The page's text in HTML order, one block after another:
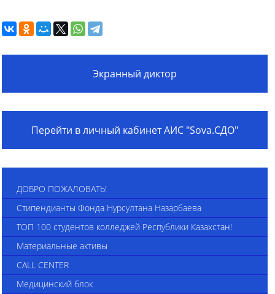
Экранный диктор
Перейти в личный кабинет АИС "Sova.СДО"
ДОБРО ПОЖАЛОВАТЬ!
Стипендианты Фонда Нурсултана Назарбаева
ТОП 100 студентов колледжей Республики Казахстан!
Материальные активы
CALL CENTER
Медицинский блок